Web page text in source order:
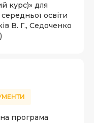
курс)» для
освіти
В. Г., Седоченко
програма